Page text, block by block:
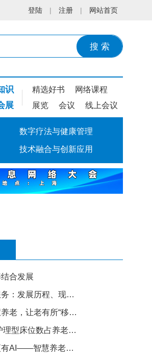
登陆 | 注册 | 网站首页
搜 索
识 精选好书 网络课程
展 展览 会议 线上会议
数字疗法与健康管理
技术融合与创新应用
合发展
发展历程、现状和前瞻
让老有所“移”，温暖常伴
数占养老机构床位总数的70%
智慧养老：让夕阳更美好